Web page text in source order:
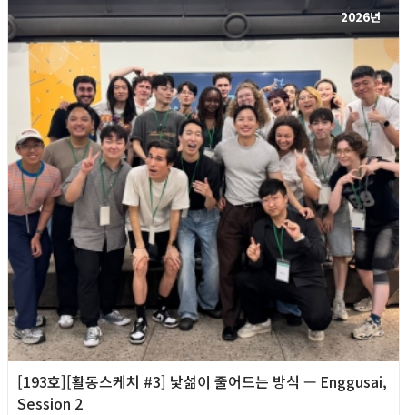
2026년
[193호][활동스케치 #3] 낯섦이 줄어드는 방식 — Enggusai,
Session 2